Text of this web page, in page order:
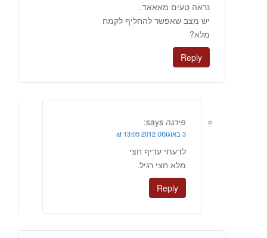
נראה טעים מאאאד.
יש מצב שאפשר להחליף לקמח
מלא?
Reply
פירגה says:
3 באוגוסט 2012 at 13:05
לדעתי עדיף חצי
מלא חצי רגיל.
Reply